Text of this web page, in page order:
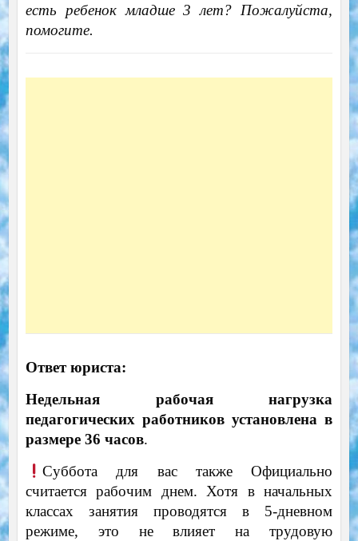
есть ребенок младше 3 лет? Пожалуйста,
помогите.
Ответ юриста:
Недельная рабочая нагрузка
педагогических работников установлена в
размере 36 часов.
Суббота для вас также Официально
считается рабочим днем. Хотя в начальных
классах занятия проводятся в 5-дневном
режиме, это не влияет на трудовую